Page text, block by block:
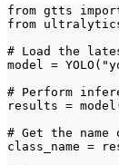
from gtts
from ultralytics
# Load the
model =
# Perform
results =
# Get the
class_name =